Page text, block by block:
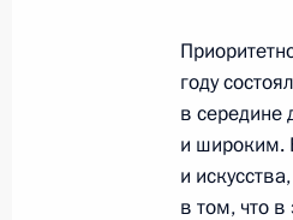
Встреча
Думы
21 декабря
году
в середине
и широким.
и
в том, что